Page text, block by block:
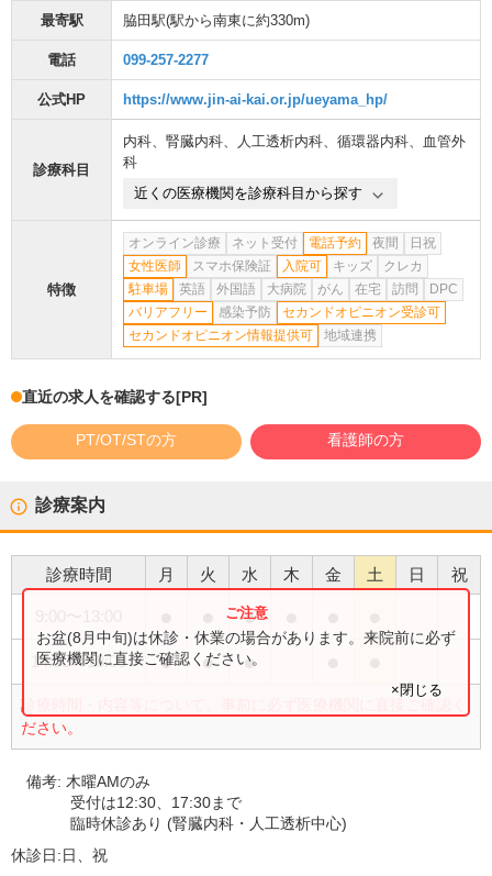
最寄駅 脇田駅(駅から南東に約330m)
電話 099-257-2277
公式HP https://www.jin-ai-kai.or.jp/ueyama_hp/
診療科目
内科、 腎臓内科、 人工透析内科、 循環器内科、
血管外
科
近くの医療機関を診療科目から探す
特徴
オンライン診療 ネット受付 電話予約 夜間
日祝
女性医師
スマホ保険証 入院可 キッズ
クレカ
駐車場
英語 外国語 大病院 がん 在宅 訪問
DPC
バリアフリー
感染予防
セカンドオピニオン受診可
セカンドオピニオン情報提供可
地域連携
直近の求人を確認する[PR]
PT/OT/STの方 看護師の方
診療案内
診療時間 月 火 水 木 金 土 日 祝
●
14:00〜18:00 ● ● ●
診療時間・内容等について、事前に必ず医療機関に直接ご確認く
ださい。
お盆(8月中旬)は休診・休業の場合があります。来院前に必ず
医療機関に直接ご確認ください。
×閉じる
備考: 木曜AMのみ
受付は12:30、17:30まで
臨時休診あり (腎臓内科・人工透析中心)
休診日:日、祝